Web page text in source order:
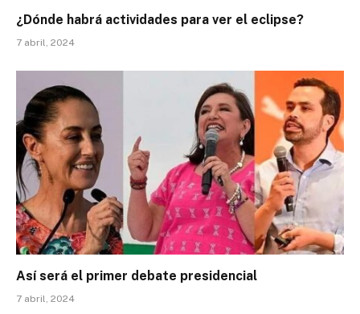
¿Dónde habrá actividades para ver el eclipse?
7 abril, 2024
Así será el primer debate presidencial
7 abril, 2024